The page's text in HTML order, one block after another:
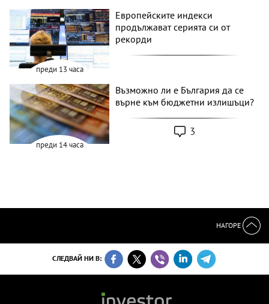
преди 13 часа
Европейските индекси
продължават серията си от
рекорди
преди 14 часа
Възможно ли е България да се
върне към бюджетни излишъци?
3
НАГОРЕ
СЛЕДВАЙ НИ В: